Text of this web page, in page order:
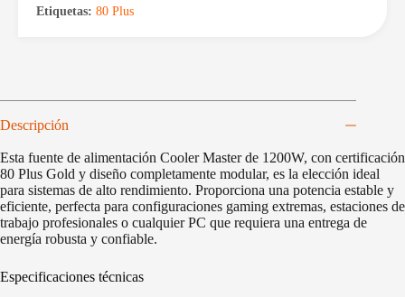
Etiquetas: 80 Plus
Descripción
Esta fuente de alimentación Cooler Master de 1200W, con certificación
80 Plus Gold y diseño completamente modular, es la elección ideal
para sistemas de alto rendimiento. Proporciona una potencia estable y
eficiente, perfecta para configuraciones gaming extremas, estaciones de
trabajo profesionales o cualquier PC que requiera una entrega de
energía robusta y confiable.
Especificaciones técnicas